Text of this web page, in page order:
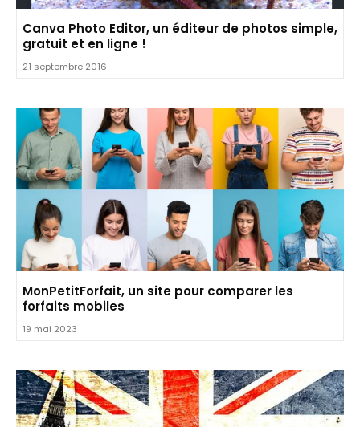
Canva Photo Editor, un éditeur de photos simple,
gratuit et en ligne !
21 septembre 2016
MonPetitForfait, un site pour comparer les
forfaits mobiles
19 mai 2023